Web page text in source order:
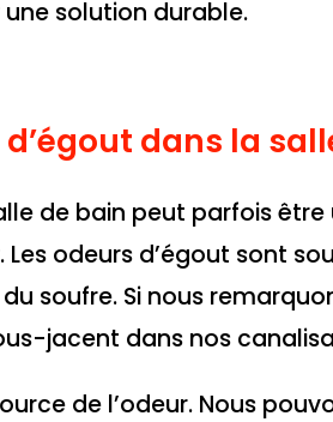
solution durable.
dans la
de bain peut parfois être
odeurs d’égout sont
soufre. Si nous
jacent dans nos
de l’odeur. Nous